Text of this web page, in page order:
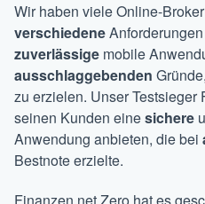
Wir haben viele Online-
verschiedene
zuverlässige mobile
ausschlaggebenden
zu erzielen. Unser Testsieger
seinen Kunden einesichere
Anwendung anbieten, die bei
Bestnote erzielte.